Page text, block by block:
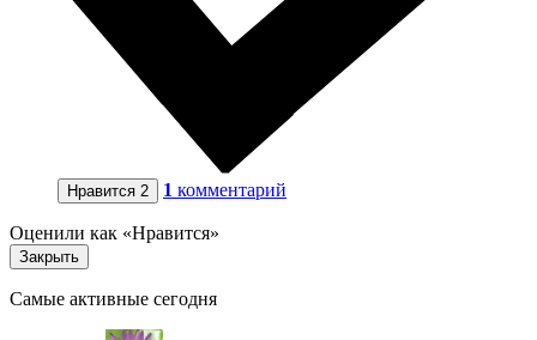
Нравится 2 1 комментарий
Оценили как «Нравится»
Закрыть
Самые активные сегодня